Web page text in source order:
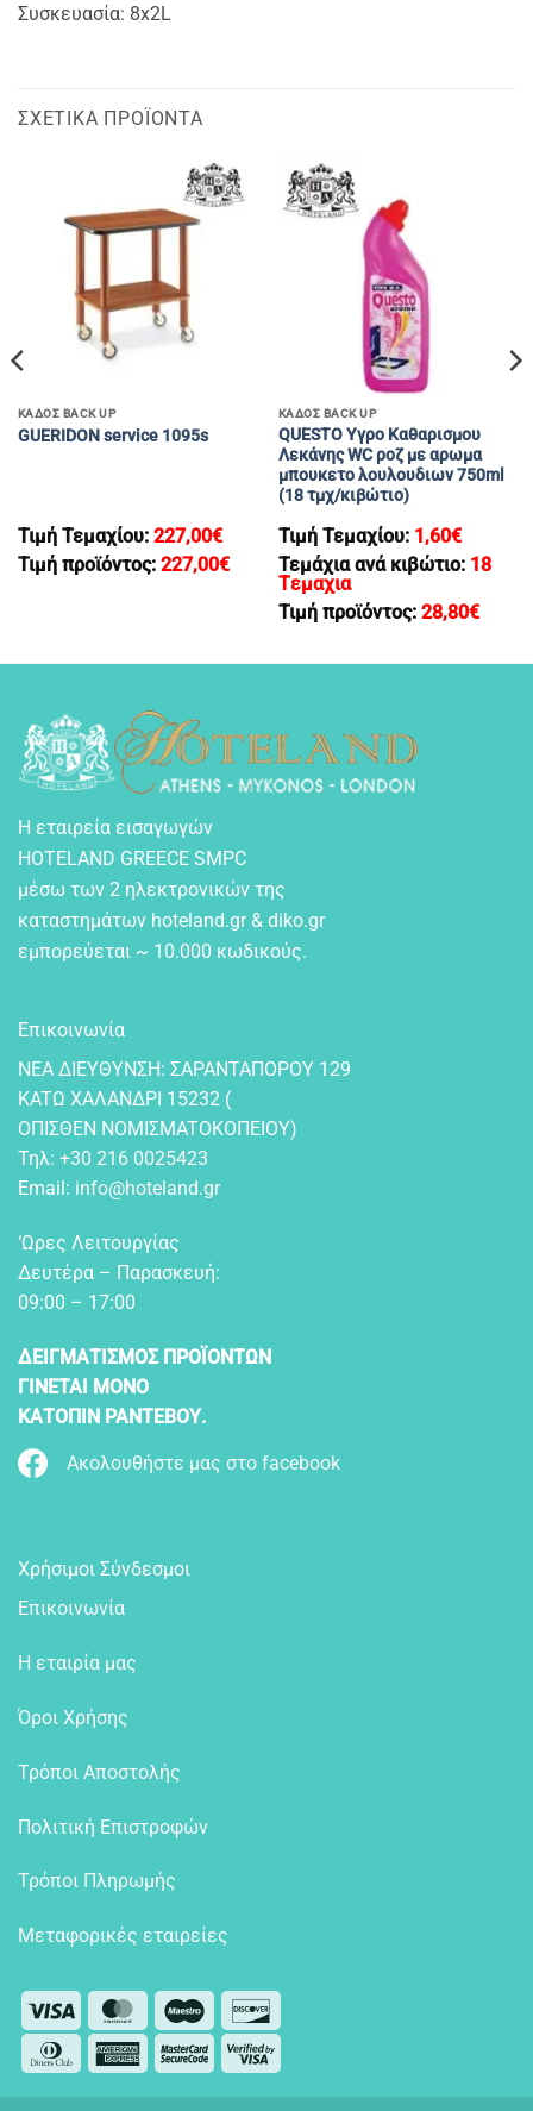
Συσκευασία: 8x2L
ΣΧΕΤΙΚΆ ΠΡΟΪΌΝΤΑ
ΚΑΔΟΣ BACK UP
GUERIDON service 1095s
Τιμή Τεμαχίου: 227,00€
Τιμή προϊόντος: 227,00€
ΚΑΔΟΣ BACK UP
QUESTO Yγρο Καθαρισμου
Λεκάνης WC ροζ με αρωμα
μπουκετο λουλουδιων 750ml
(18 τμχ/κιβώτιο)
Τιμή Τεμαχίου: 1,60€
Τεμάχια ανά κιβώτιο: 18
Tεμαχια
Τιμή προϊόντος: 28,80€
Η εταιρεία εισαγωγών
HOTELAND GREECE SMPC
μέσω των 2 ηλεκτρονικών της
καταστημάτων hoteland.gr & diko.gr
εμπορεύεται ~ 10.000 κωδικούς.
Επικοινωνία
NEA ΔIEYΘYNΣH: ΣAPANTAΠOPOY 129
KATΩ XAΛANΔPI 15232 (
OΠIΣΘEN NOMIΣMATOKOΠEIOY)
Τηλ: +30 216 0025423
Email: info@hoteland.gr
‘Ωρες Λειτουργίας
Δευτέρα – Παρασκευή:
09:00 – 17:00
ΔΕΙΓΜΑΤΙΣΜΟΣ ΠΡΟΪΟΝΤΩΝ
ΓΙΝΕΤΑΙ ΜΟΝΟ
ΚΑΤΟΠΙΝ ΡΑΝΤΕΒΟΥ.
Ακολουθήστε μας στο facebook
Χρήσιμοι Σύνδεσμοι
Επικοινωνία
Η εταιρία μας
Όροι Χρήσης
Τρόποι Αποστολής
Πολιτική Επιστροφών
Τρόποι Πληρωμής
Μεταφορικές εταιρείες
Visa MasterCardMaestro
Dinners
Club
American
Express
MasterCard
2
Visa
2